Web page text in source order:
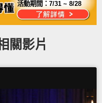
活動期間：7/31 ~ 8/28
關影片